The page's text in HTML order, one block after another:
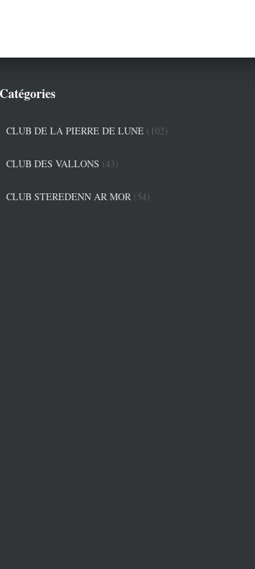
Catégories
CLUB DE LA PIERRE DE LUNE (102)
CLUB DES VALLONS (43)
CLUB STEREDENN AR MOR (54)